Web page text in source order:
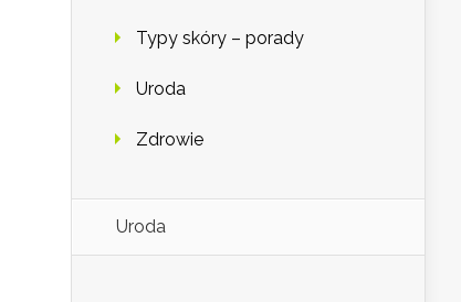
Typy skóry – porady
Uroda
Zdrowie
Uroda